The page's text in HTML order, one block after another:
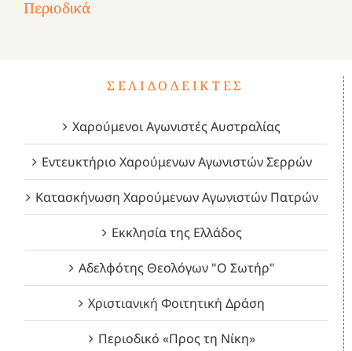
Περιοδικά
1821
2023!
2023!
2023!
ΣΕΛΙΔΟΔΕΊΚΤΕΣ
Χαρούμενοι Αγωνιστές Αυστραλίας
Εντευκτήριο Χαρούμενων Αγωνιστών Σερρών
Κατασκήνωση Χαρούμενων Αγωνιστών Πατρών
Εκκλησία της Ελλάδος
Αδελφότης Θεολόγων "Ο Σωτήρ"
Χριστιανική Φοιτητική Δράση
Περιοδικό «Προς τη Νίκη»